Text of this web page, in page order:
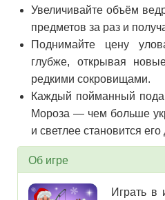
Увеличивайте объём
предметов за раз и
Поднимайте цену
глубже, открывая
редкими сокровищами.
Каждый пойманный
Мороза — чем больше
и светлее становится его
Об игре
Играть в